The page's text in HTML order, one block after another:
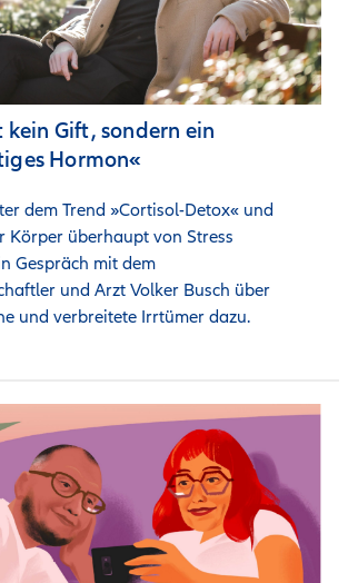
kein Gift, sondern ein
Hormon«
dem Trend »Cortisol-Detox« und
Körper überhaupt von Stress
Gespräch mit dem
und Arzt Volker Busch über
und verbreitete Irrtümer dazu.